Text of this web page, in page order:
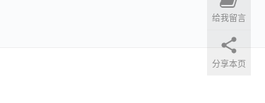
给我留言
分享本页